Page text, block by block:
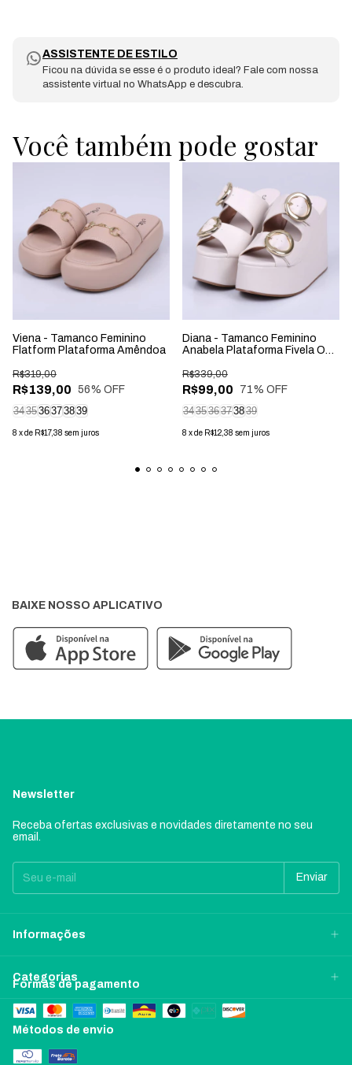
ASSISTENTE DE ESTILO
Ficou na dúvida se esse é o produto ideal? Fale com nossa
assistente virtual no WhatsApp e descubra.
Você também pode gostar
Viena - Tamanco Feminino
Flatform Plataforma Amêndoa
R$139,00
R$319,00
56% OFF
343536373839
8 xde R$17,38 sem juros
Diana - Tamanco Feminino
Anabela Plataforma Fivela Off-
R$99,00
R$339,00
71 % OFF
343536373839
8 xde R$12,38 sem juros
BAIXE NOSSO APLICATIVO
Newsletter
Receba ofertas exclusivas e novidades diretamente no seu
email.
Informações
Categorias
Formas de pagamento
Métodos de envio